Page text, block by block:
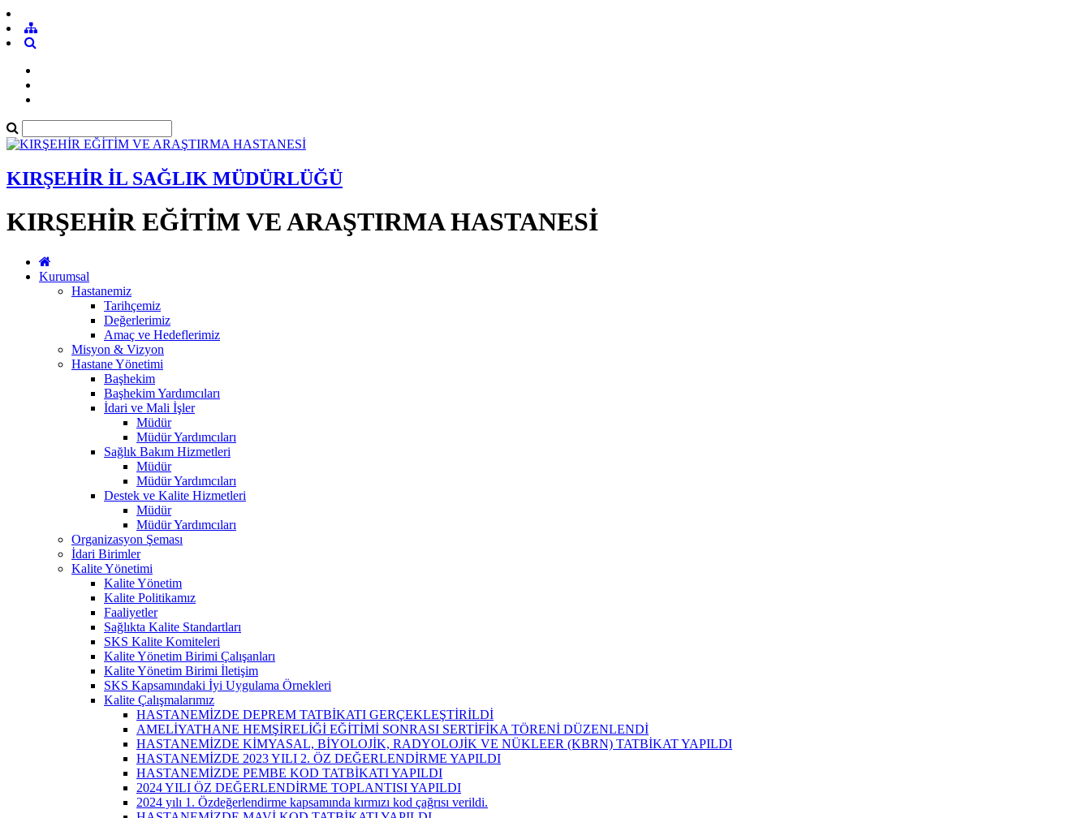
KIRŞEHİR İL SAĞLIK MÜDÜRLÜĞÜ
KIRŞEHİR EĞİTİM VE ARAŞTIRMA HASTANESİ
Kurumsal
Hastanemiz
Tarihçemiz
Değerlerimiz
Amaç ve Hedeflerimiz
Misyon & Vizyon
Hastane Yönetimi
Başhekim
Başhekim Yardımcıları
İdari ve Mali İşler
Müdür
Müdür Yardımcıları
Sağlık Bakım Hizmetleri
Müdür
Müdür Yardımcıları
Destek ve Kalite Hizmetleri
Müdür
Müdür Yardımcıları
Organizasyon Şeması
İdari Birimler
Kalite Yönetimi
Kalite Yönetim
Kalite Politikamız
Faaliyetler
Sağlıkta Kalite Standartları
SKS Kalite Komiteleri
Kalite Yönetim Birimi Çalışanları
Kalite Yönetim Birimi İletişim
SKS Kapsamındaki İyi Uygulama Örnekleri
Kalite Çalışmalarımız
HASTANEMİZDE DEPREM TATBİKATI GERÇEKLEŞTİRİLDİ
AMELİYATHANE HEMŞİRELİĞİ EĞİTİMİ SONRASI SERTİFİKA TÖRENİ DÜZENLENDİ
HASTANEMİZDE KİMYASAL, BİYOLOJİK, RADYOLOJİK VE NÜKLEER (KBRN) TATBİKAT YAPILDI
HASTANEMİZDE 2023 YILI 2. ÖZ DEĞERLENDİRME YAPILDI
HASTANEMİZDE PEMBE KOD TATBİKATI YAPILDI
2024 YILI ÖZ DEĞERLENDİRME TOPLANTISI YAPILDI
2024 yılı 1. Özdeğerlendirme kapsamında kırmızı kod çağrısı verildi.